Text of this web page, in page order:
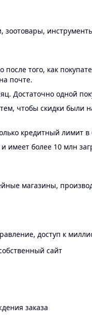
зоотовары,
того, как
почте.
Достаточно одной
чтобы скидки были
кредитный лимит в
более 10 млн
магазины,
доступ к
сайт
заказа